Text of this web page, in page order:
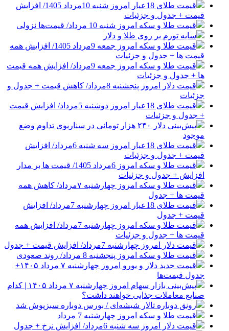
قیمت طلای 18عیار امروز شنبه 10مرداد 1405/ افزایش
قیمت + جدول و جزئیات
قیمت طلا و سکه امروز شنبه 10 مرداد/ قیمت‌ها نزولی
سایه تورم بر روی طلا و دلار
قیمت طلا و سکه امروز جمعه 9مرداد 1405/ افزایش همه
قیمت ها + جدول و جزئیات
قیمت طلا و سکه امروز جمعه 9مرداد/ افزایش همه قیمت
ها + جدول و جزئیات
قیمت دلار امروز پنجشنبه 8مرداد/ کاهش قیمت + جدول و
جزئیات
قیمت طلای 18عیار امروز دوشنبه 5مرداد/ افزایش قیمت
+ جدول و جزئیات
پیش‌بینی دلار ۲۴۰ هزار تومانی در سناریوی تداوم وضع
موجود
قیمت طلای 18عیار امروز سه شنبه 6مرداد/ افزایش
قیمت + جدول و جزئیات
قیمت طلا و سکه امروز 6مرداد 1405/ قیمت ها بر مدار
افزایش + جدول و جزئیات
قیمت طلا و سکه امروز چهارشنبه ۷مرداد/ کاهش همه
قیمت ها + جدول
قیمت طلای 18عیار امروز چهارشنبه 7مرداد/ افزایش
قیمت + جدول
قیمت طلا و سکه امروز چهارشنبه 7مرداد/ افزایش همه
قیمت ها + جدول و جزئیات
قیمت دلار امروز چهارشنبه 7مرداد/ افزایش قیمت + جدول
قیمت طلا و سکه امروز پنجشنبه 8 مرداد/ روند صعودی
قیمت جدید دلار و یورو امروز چهارشنبه ۷ مرداد ۱۴۰۵+
جدول قیمت‌ها
پیش‌بینی بازار سهام امروز چهارشنبه ۷ مرداد ۱۴۰۵ | کدام
صنایع معاملات جذابی خواهند داشت؟
رونق دوباره تالار شیشه‌ای / بورس دوباره سبزپوش شد
قیمت طلا و سکه امروز چهارشنبه 7 مرداد
قیمت دلار امروز سه شنبه 6مرداد/ افزایش نرخ + جدول